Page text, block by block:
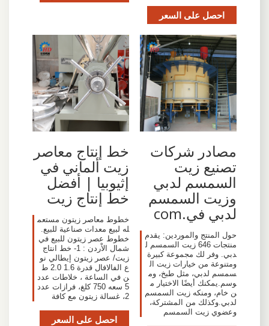
احصل على السعر
مصادر شركات
تصنيع زيت
السمسم لدبي
وزيت السمسم
لدبي في.com
حول المنتج والموردين: يقدم
منتجات 646 زيت السمسم ل
دبي. وفر لك مجموعة كبيرة
ومتنوعة من خيارات زيت ال
سمسم لدبي، مثل طبخ، وم
وسم.يمكنك أيضًا الاختيار م
ن خام، ومنكه زيت السمسم
لدبي.وكذلك من المشتركة،
وعضوي زيت السمسم
خط إنتاج معاصر
زيت ألماني في
إثيوبيا | أفضل
خط إنتاج زيت
خطوط معاصر زيتون مستعم
له لبيع معدات صناعية للبيع.
خطوط عصر زيتون للبيع في
شمال الاْردن : 1- خط انتاج
زيت/ عصر زيتون إيطالي نو
ع الفالافال قدرة 1.6 2.0 ط
ن في الساعة ، خلاطات عدد
5 سعه 750 كلغ، فرازات عدد
2، غسالة زيتون مع كافة
احصل على السعر